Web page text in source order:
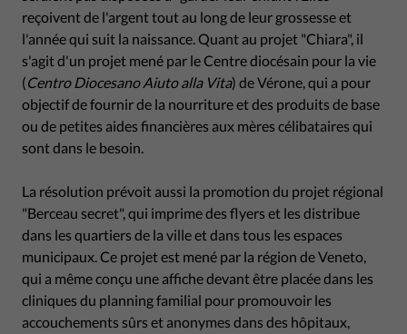
reçoivent de l'argent tout au long de leur grossesse et
l'année qui suit la naissance. Quant au projet "Chiara", il
s'agit d'un projet mené par le Centre diocésain pour la vie
(Centro Diocesano Aiuto alla Vita) de Vérone, qui a pour
objectif de fournir de la nourriture et des produits de base
ou de petites aides financières aux mères célibataires qui
sont dans le besoin.
La résolution prévoit aussi la promotion du projet régional
"Berceau secret", qui imprime des flyers et les distribue
dans les quartiers de la ville et dans tous les espaces
municipaux. Ce projet est mené par la région de Veneto,
qui a même conçu une affiche devant être placée dans les
cliniques du planning familial pour promouvoir les
accouchements sûrs et anonymes dans des hôpitaux,